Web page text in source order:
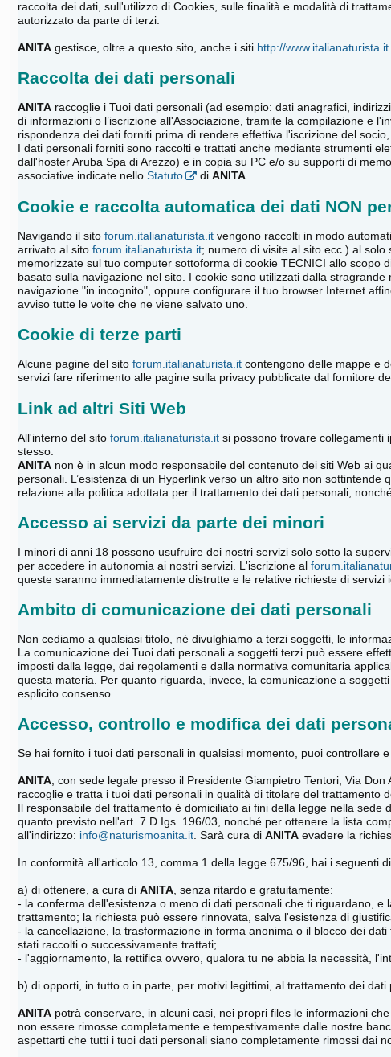
raccolta dei dati, sull'utilizzo di Cookies, sulle finalità e modalità di
autorizzato da parte di terzi.
ANITA gestisce, oltre a questo sito, anche i siti http://www.italianaturista.it
Raccolta dei dati personali
ANITA raccoglie i Tuoi dati personali (ad esempio: dati anagrafici,
di informazioni o l’iscrizione all'Associazione, tramite la compilazione e
rispondenza dei dati forniti prima di rendere effettiva l'iscrizione del
I dati personali forniti sono raccolti e trattati anche mediante strumenti
dall'hoster Aruba Spa di Arezzo) e in copia su PC e/o su supporti di
associative indicate nello Statuto di ANITA.
Cookie e raccolta automatica dei dati NON
Navigando il sito forum.italianaturista.it vengono raccolti in modo
arrivato al sito forum.italianaturista.it; numero di visite al sito ecc.) al
memorizzate sul tuo computer sottoforma di cookie TECNICI allo
basato sulla navigazione nel sito. I cookie sono utilizzati dalla
navigazione "in incognito", oppure configurare il tuo browser Internet
avviso tutte le volte che ne viene salvato uno.
Cookie di terze parti
Alcune pagine del sito forum.italianaturista.it contengono delle mappe e
servizi fare riferimento alle pagine sulla privacy pubblicate dal fornitore
Link ad altri Siti Web
All'interno del sito forum.italianaturista.it si possono trovare collegamenti
stesso.
ANITA non è in alcun modo responsabile del contenuto dei siti Web ai
personali. L’esistenza di un Hyperlink verso un altro sito non
relazione alla politica adottata per il trattamento dei dati personali,
Accesso ai servizi da parte dei minori
I minori di anni 18 possono usufruire dei nostri servizi solo sotto la
per accedere in autonomia ai nostri servizi. L'iscrizione al
queste saranno immediatamente distrutte e le relative richieste di servizi
Ambito di comunicazione dei dati personali
Non cediamo a qualsiasi titolo, né divulghiamo a terzi soggetti, le
La comunicazione dei Tuoi dati personali a soggetti terzi può essere
imposti dalla legge, dai regolamenti e dalla normativa comunitaria
questa materia. Per quanto riguarda, invece, la comunicazione a
esplicito consenso.
Accesso, controllo e modifica dei dati
Se hai fornito i tuoi dati personali in qualsiasi momento, puoi controllare
ANITA, con sede legale presso il Presidente Giampietro Tentori, Via
raccoglie e tratta i tuoi dati personali in qualità di titolare del
Il responsabile del trattamento è domiciliato ai fini della legge nella
quanto previsto nell'art. 7 D.Igs. 196/03, nonché per ottenere la lista
all'indirizzo: info@naturismoanita.it. Sarà cura di ANITA evadere la
In conformità all'articolo 13, comma 1 della legge 675/96, hai i seguenti
a) di ottenere, a cura di ANITA, senza ritardo e gratuitamente:
- la conferma dell'esistenza o meno di dati personali che ti riguardano,
trattamento; la richiesta può essere rinnovata, salva l'esistenza di
- la cancellazione, la trasformazione in forma anonima o il blocco dei
stati raccolti o successivamente trattati;
- l'aggiornamento, la rettifica ovvero, qualora tu ne abbia la necessità,
b) di opporti, in tutto o in parte, per motivi legittimi, al trattamento dei
ANITA potrà conservare, in alcuni casi, nei propri files le informazioni
non essere rimosse completamente e tempestivamente dalle nostre
aspettarti che tutti i tuoi dati personali siano completamente rimossi dai